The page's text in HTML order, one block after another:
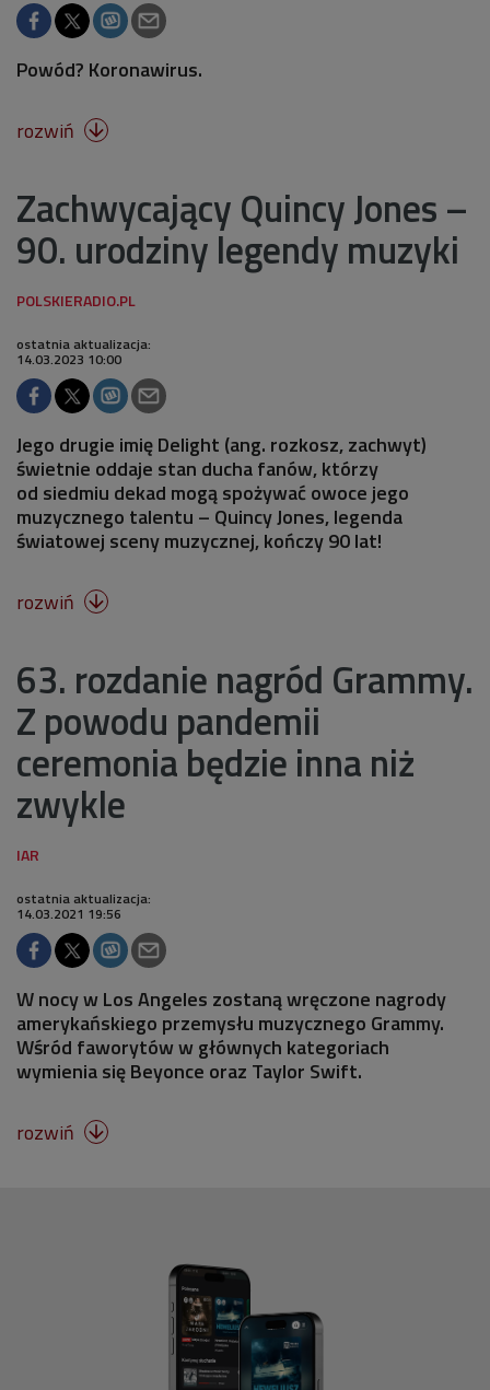
Powód? Koronawirus.
rozwiń 
Zachwycający Quincy Jones –
90. urodziny legendy muzyki
ostatnia aktualizacja:
14.03.2023 10:00
Jego drugie imię Delight (ang. rozkosz, zachwyt)
świetnie oddaje stan ducha fanów, którzy
od siedmiu dekad mogą spożywać owoce jego
muzycznego talentu – Quincy Jones, legenda
światowej sceny muzycznej, kończy 90 lat!
rozwiń 
63. rozdanie nagród Grammy.
Z powodu pandemii
ceremonia będzie inna niż
zwykle
ostatnia aktualizacja:
14.03.2021 19:56
W nocy w Los Angeles zostaną wręczone nagrody
amerykańskiego przemysłu muzycznego Grammy.
Wśród faworytów w głównych kategoriach
wymienia się Beyonce oraz Taylor Swift.
rozwiń 